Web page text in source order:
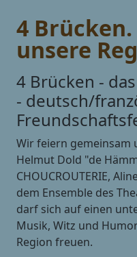
4
unsere
4 Brücken -
- deutsch/
Wir feiern gemeinsam
Helmut Dold "de
CHOUCROUTERIE,
dem Ensemble des
darf sich auf einen
Musik, Witz und
Region freuen.